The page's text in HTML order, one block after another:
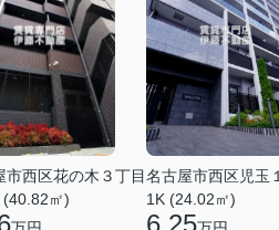
市西区花の木３丁目
(40.82㎡)
名古屋市西区児玉
1K (24.02㎡)